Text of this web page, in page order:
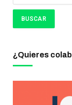
¿Quieres